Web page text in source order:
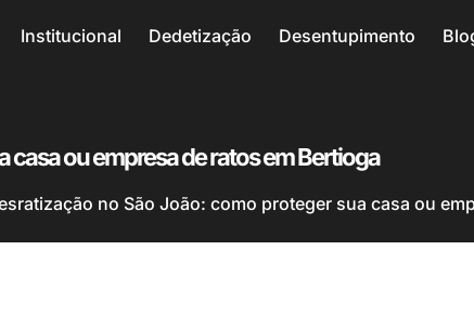
Institucional Dedetização Desentupimento
ou empresa de ratos em Bertioga
no São João: como proteger sua casa ou